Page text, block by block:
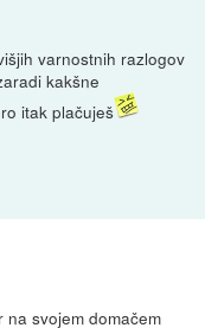
varnostnih razlogov
kakšne
itak plačuješ
svojem domačem